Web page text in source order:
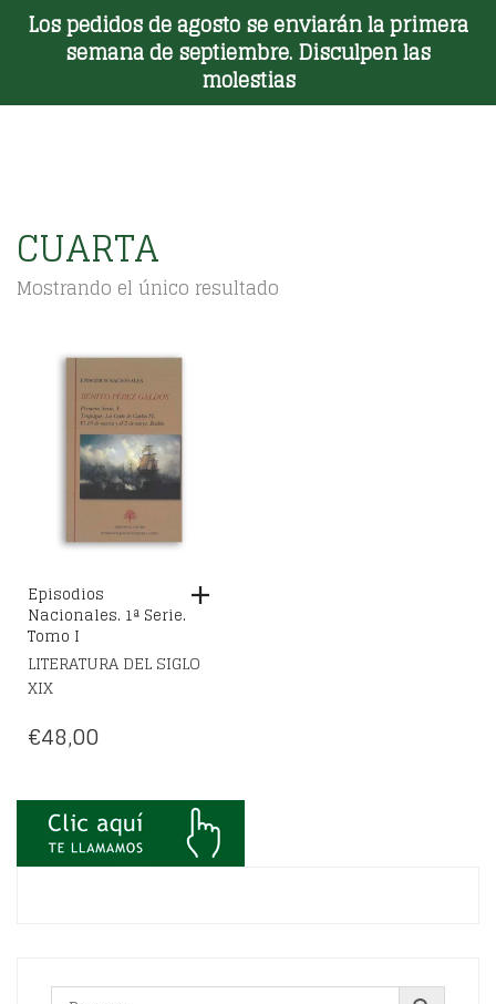
Los pedidos de agosto se enviarán la primera
semana de septiembre. Disculpen las
molestias
Toggle Menu
CUARTA
Mostrando el único resultado
Episodios
Nacionales. 1ª Serie.
Tomo I
LITERATURA DEL SIGLO
XIX
€48,00